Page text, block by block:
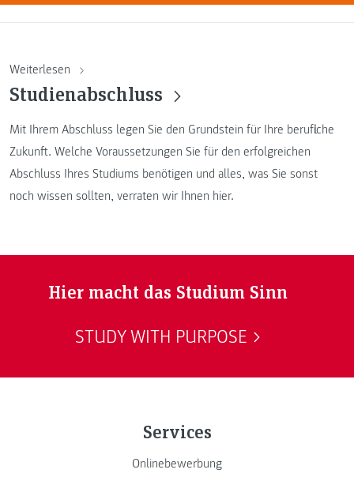
Weiterlesen
Studienabschluss
Mit Ihrem Abschluss legen Sie den Grundstein für Ihre berufliche
Zukunft. Welche Voraussetzungen Sie für den erfolgreichen
Abschluss Ihres Studiums benötigen und alles, was Sie sonst
noch wissen sollten, verraten wir Ihnen hier.
Hier macht das Studium Sinn
STUDY WITH PURPOSE
Services
Onlinebewerbung